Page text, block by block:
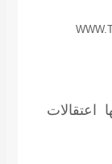
اعتقالات